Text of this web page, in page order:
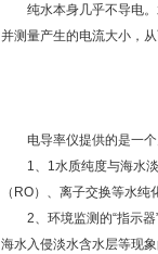
纯水本身几乎不导电。水
并测量产生的电流大小，
电导率仪提供的是一个
1、1水质纯度与海水淡
（RO）、离子交换等水
2、环境监测的“指示器”
海水入侵淡水含水层等现象